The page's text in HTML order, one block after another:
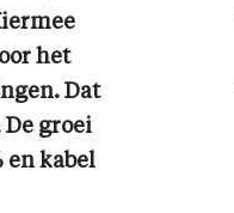
het
Dat
groei
en kabel